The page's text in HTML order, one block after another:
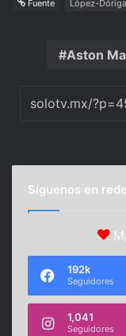
Fuente López-
Aston
Síguenos en
192k
Seguidores
1,041
Seguidores